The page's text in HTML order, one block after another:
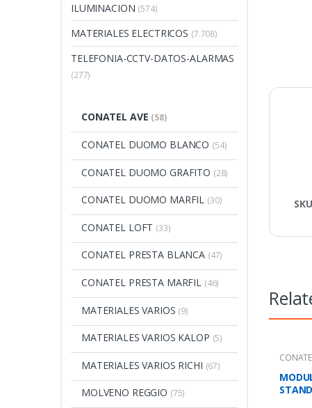
ILUMINACION (574)
MATERIALES ELECTRICOS (7.708)
TELEFONIA-CCTV-DATOS-ALARMAS
(277)
CONATEL AVE (58)
CONATEL DUOMO BLANCO (54)
CONATEL DUOMO GRAFITO (28)
CONATEL DUOMO MARFIL (30)
CONATEL LOFT (33)
CONATEL PRESTA BLANCA (47)
CONATEL PRESTA MARFIL (46)
MATERIALES VARIOS (9)
MATERIALES VARIOS KALOP (5)
MATERIALES VARIOS RICHI (67)
MOLVENO REGGIO (75)